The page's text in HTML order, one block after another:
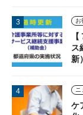
ス
新）
ニ
ケ